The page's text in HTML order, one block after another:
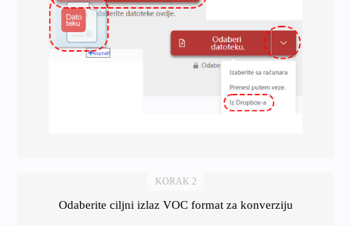
KORAK 2
Odaberite ciljni izlaz VOC format za konverziju